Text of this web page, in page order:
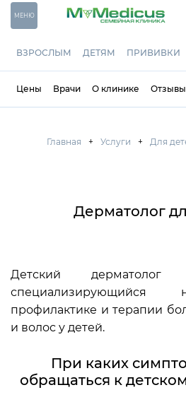
МЕНЮ
ВЗРОСЛЫМ ДЕТЯМ ПРИВИВКИ
Цены Врачи О клинике Отзывы
Главная Услуги Для
Дерматолог
Детский
специализирующийся
профилактике и терапии
и волос у детей.
При каких
обращаться к